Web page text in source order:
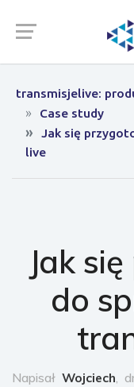
transmisjelive:
Case study
Jak się
live
Jak
do
Napisał Wojciech,